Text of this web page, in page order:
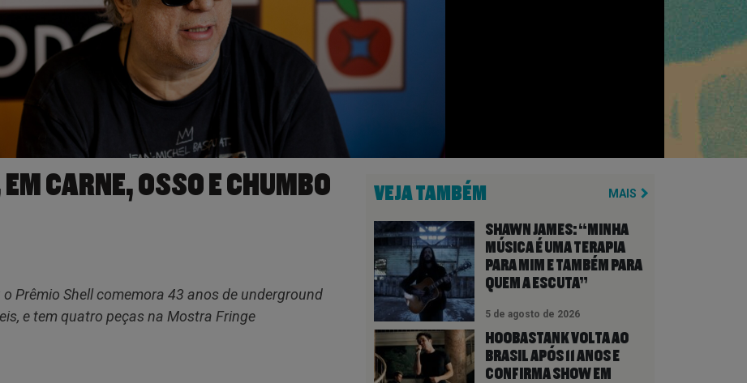
CARNE, OSSO E CHUMBO
Prêmio Shell comemora 43 anos de underground
e tem quatro peças na Mostra Fringe
VEJA TAMBÉM MAIS
SHAWN JAMES: “MINHA
MÚSICA É UMA TERAPIA
PARA MIM E TAMBÉM PARA
QUEM A ESCUTA”
5 de agosto de 2026
HOOBASTANK VOLTA AO
BRASIL APÓS 11 ANOS E
CONFIRMA SHOW EM